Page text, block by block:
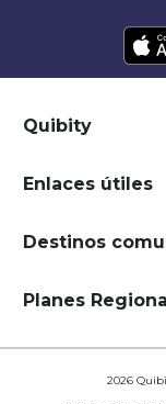
Quibity
Enlaces útiles
Destinos
Planes
2026